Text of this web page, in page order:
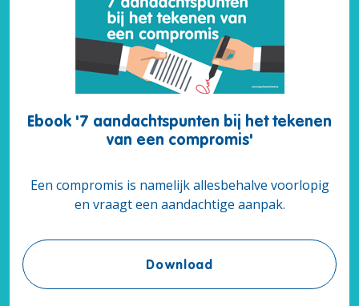
Ebook '7 aandachtspunten bij het tekenen
van een compromis'
Een compromis is namelijk allesbehalve voorlopig
en vraagt een aandachtige aanpak.
DownloadEbook '7